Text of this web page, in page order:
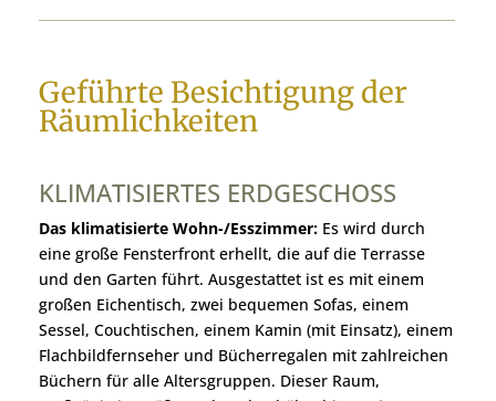
Geführte Besichtigung der
Räumlichkeiten
KLIMATISIERTES ERDGESCHOSS
Das klimatisierte Wohn-/Esszimmer: Es wird durch
eine große Fensterfront erhellt, die auf die Terrasse
und den Garten führt. Ausgestattet ist es mit einem
großen Eichentisch, zwei bequemen Sofas, einem
Sessel, Couchtischen, einem Kamin (mit Einsatz), einem
Flachbildfernseher und Bücherregalen mit zahlreichen
Büchern für alle Altersgruppen. Dieser Raum,